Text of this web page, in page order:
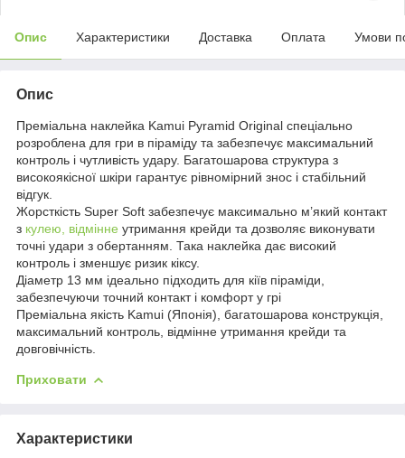
Опис Характеристики Доставка Оплата Умови
Опис
Преміальна наклейка Kamui Pyramid Original спеціально
розроблена для гри в піраміду та забезпечує максимальний
контроль і чутливість удару. Багатошарова структура з
високоякісної шкіри гарантує рівномірний знос і стабільний
відгук.
Жорсткість Super Soft забезпечує максимально м’який контакт
з кулею, відмінне утримання крейди та дозволяє виконувати
точні удари з обертанням. Така наклейка дає високий
контроль і зменшує ризик кіксу.
Діаметр 13 мм ідеально підходить для кіїв піраміди,
забезпечуючи точний контакт і комфорт у грі
Преміальна якість Kamui (Японія), багатошарова конструкція,
максимальний контроль, відмінне утримання крейди та
довговічність.
Приховати
Характеристики